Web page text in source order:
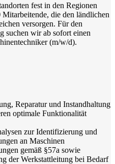
fest in den Regionen
die den ländlichen
versorgen. Für den
suchen wir ab sofort einen
(m/w/d).
Reparatur und Instandhaltung
optimale Funktionalität
zur Identifizierung und
an Maschinen
gemäß §57a sowie
der Werkstattleitung bei Bedarf